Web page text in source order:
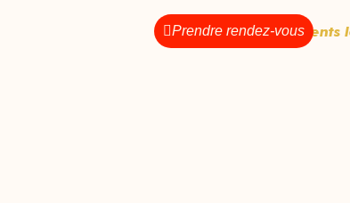
Prendre rendez-vous